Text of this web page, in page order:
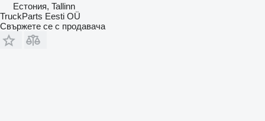
Естония, Tallinn
TruckParts Eesti OÜ
Свържете се с продавача